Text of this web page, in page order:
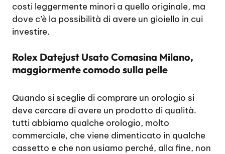
costi leggermente minori a quello originale, ma
dove c’è la possibilità di avere un gioiello in cui
investire.
Rolex Datejust Usato Comasina Milano,
maggiormente comodo sulla pelle
Quando si sceglie di comprare un orologio si
deve cercare di avere un prodotto di qualità.
tutti abbiamo qualche orologio, molto
commerciale, che viene dimenticato in qualche
cassetto e che non usiamo perché, alla fine, non